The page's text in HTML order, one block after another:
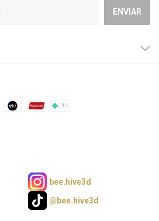
bee.hive3d
@bee.hive3d